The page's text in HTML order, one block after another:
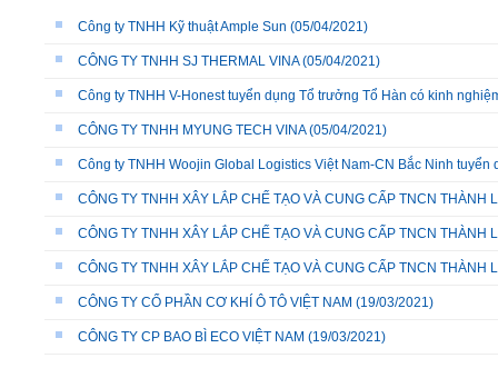
Công ty TNHH Kỹ thuật Ample Sun (05/04/2021)
CÔNG TY TNHH SJ THERMAL VINA(05/04/2021)
Công ty TNHH V-Honest tuyển dụng Tổ trưởng Tổ Hàn có kinh
CÔNG TY TNHH MYUNG TECH VINA(05/04/2021)
Công ty TNHH Woojin Global Logistics Việt Nam-CN Bắc Ninh tuyển
CÔNG TY TNHH XÂY LẮP CHẾ TẠO VÀ CUNG CẤP TNCN THÀNH
CÔNG TY TNHH XÂY LẮP CHẾ TẠO VÀ CUNG CẤP TNCN THÀNH
CÔNG TY TNHH XÂY LẮP CHẾ TẠO VÀ CUNG CẤP TNCN THÀNH
CÔNG TY CỔ PHẦN CƠ KHÍ Ô TÔ VIỆT NAM (19/03/2021)
CÔNG TY CP BAO BÌ ECO VIỆT NAM (19/03/2021)